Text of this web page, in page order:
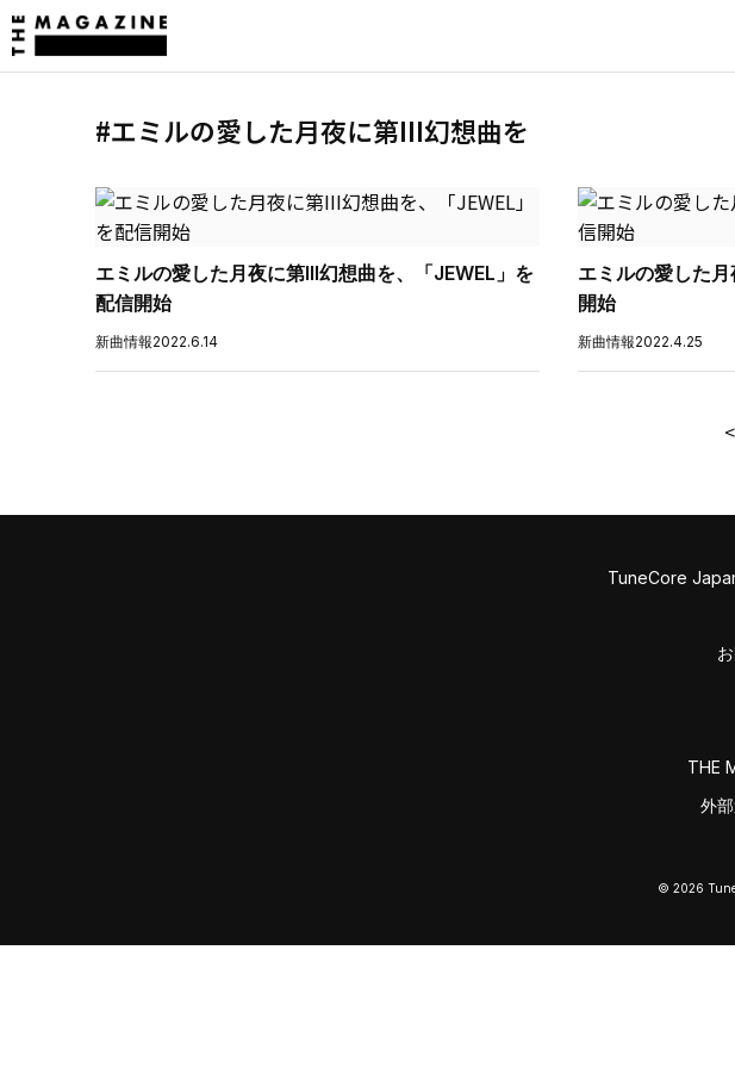
#エミルの愛した月夜に第III幻想曲を
エミルの愛した月夜に第III幻想曲を、「JEWEL」を
配信開始
新曲情報2022.6.14
エミルの愛した
開始
新曲情報2022.4.25
<
TuneCore
THE
外
© 2026